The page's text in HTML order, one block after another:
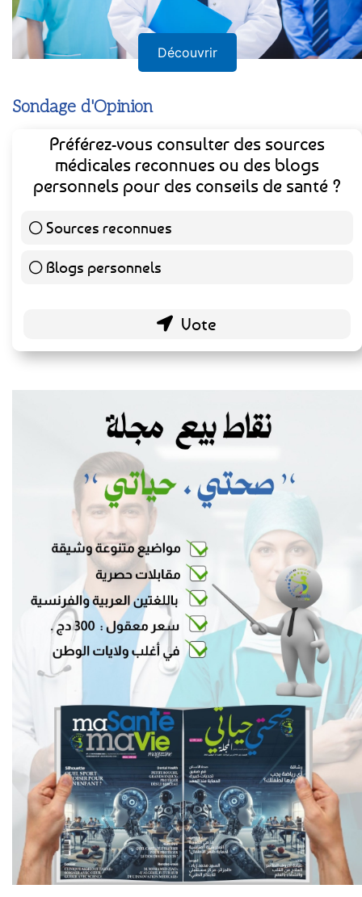
Découvrir
Sondage d'Opinion
Préférez-vous consulter des sources
médicales reconnues ou des blogs
personnels pour des conseils de santé ?
Sources reconnues
Blogs personnels